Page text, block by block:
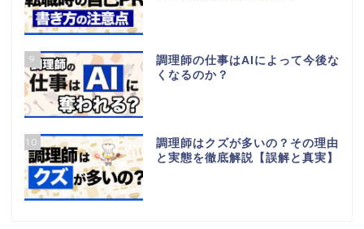
9
調理師の仕事はAIによって今後な
くなるのか？
10
調理師はクズが多いの？その理由
と実態を徹底解説【誤解と真実】